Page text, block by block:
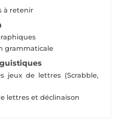
à retenir
grammaticale
jeux de lettres (Scrabble,
lettres et déclinaison